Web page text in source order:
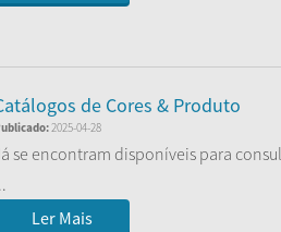
de Cores & Produto
2025-04-28
se encontram disponíveis para
Ler Mais